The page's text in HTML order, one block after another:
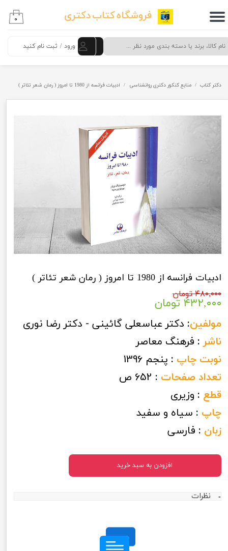
فروشگاه کتاب دکتری
ورود / ثبت نام کنید
حساب کاربری من
تغییر گذر واژه
خروج از حساب کاربری
۰
دکتر کتاب منابع کنکور دکتری روانشناسی ادبيات فرانسه از 1980 تا امروز ( رمان شعر تئاتر )
ادبيات فرانسه از 1980 تا امروز ( رمان شعر تئاتر )
۴۸۰,۰۰۰ تومان
۴۳۲,۰۰۰ تومان
مولفین: دکتر عباسعلی گائینی - دکتر رضا نوری
ناشر: فرهنگ معاصر
نوبت چاپ : پنجم 1396
تعداد صفحات : 652 ص
قطع : وزیری
چاپ : سیاه و سفید
زبان : فارسی
افزودن به سبد خرید
نظرات